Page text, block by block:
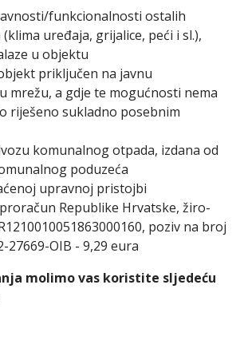
funkcionalnosti ostalih
uređaja, grijalice, peći i sl.),
u objektu
priključen na javnu
mrežu, a gdje te mogućnosti nema
riješeno sukladno posebnim
komunalnog otpada, izdana od
poduzeća
upravnoj pristojbi
Republike Hrvatske, žiro-
poziv na broj
27669-OIB - 9,29 eura
molimo vas koristite sljedeću